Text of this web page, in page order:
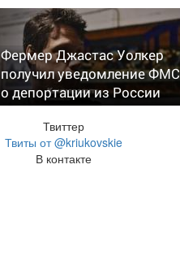
Фермер Джастас Уолкер
получил уведомление ФМС
о депортации из России
Твиттер
Твиты от @kriukovskie
В контакте